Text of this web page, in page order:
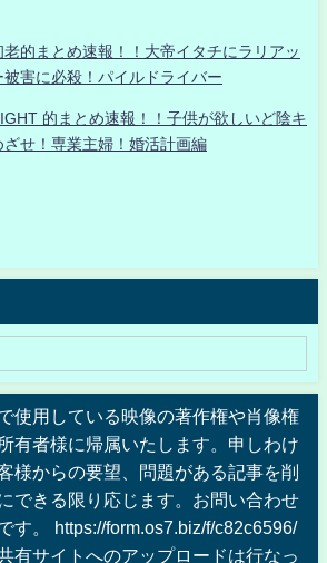
的まとめ速報！！大帝イタチにラリアッ
被害に必殺！パイルドライバー
的まとめ速報！！子供が欲しいど陰キ
せ！専業主婦！婚活計画編
使用している映像の著作権や肖像権
有者様に帰属いたします。申しわけ
様からの要望、問題がある記事を削
できる限り応じます。お問い合わせ
す。 https://form.os7.biz/f/c82c6596/
有サイトへのアップロードは行なっ